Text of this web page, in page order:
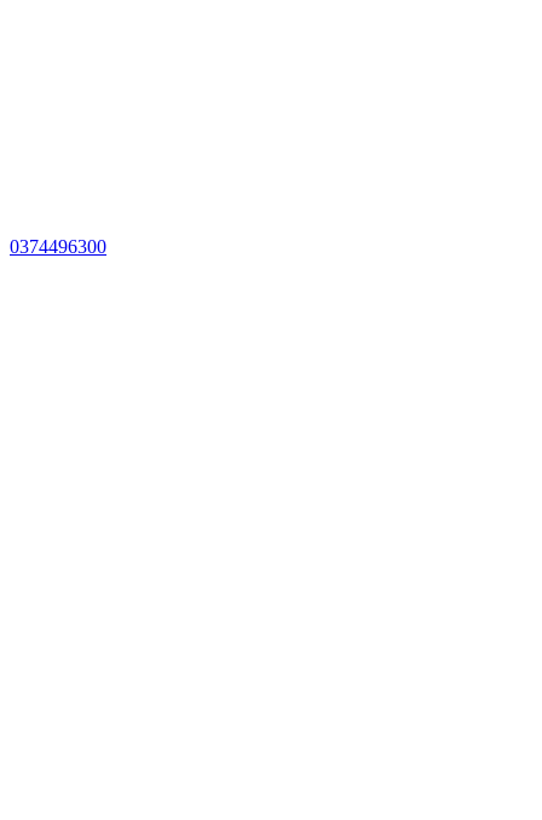
0374496300